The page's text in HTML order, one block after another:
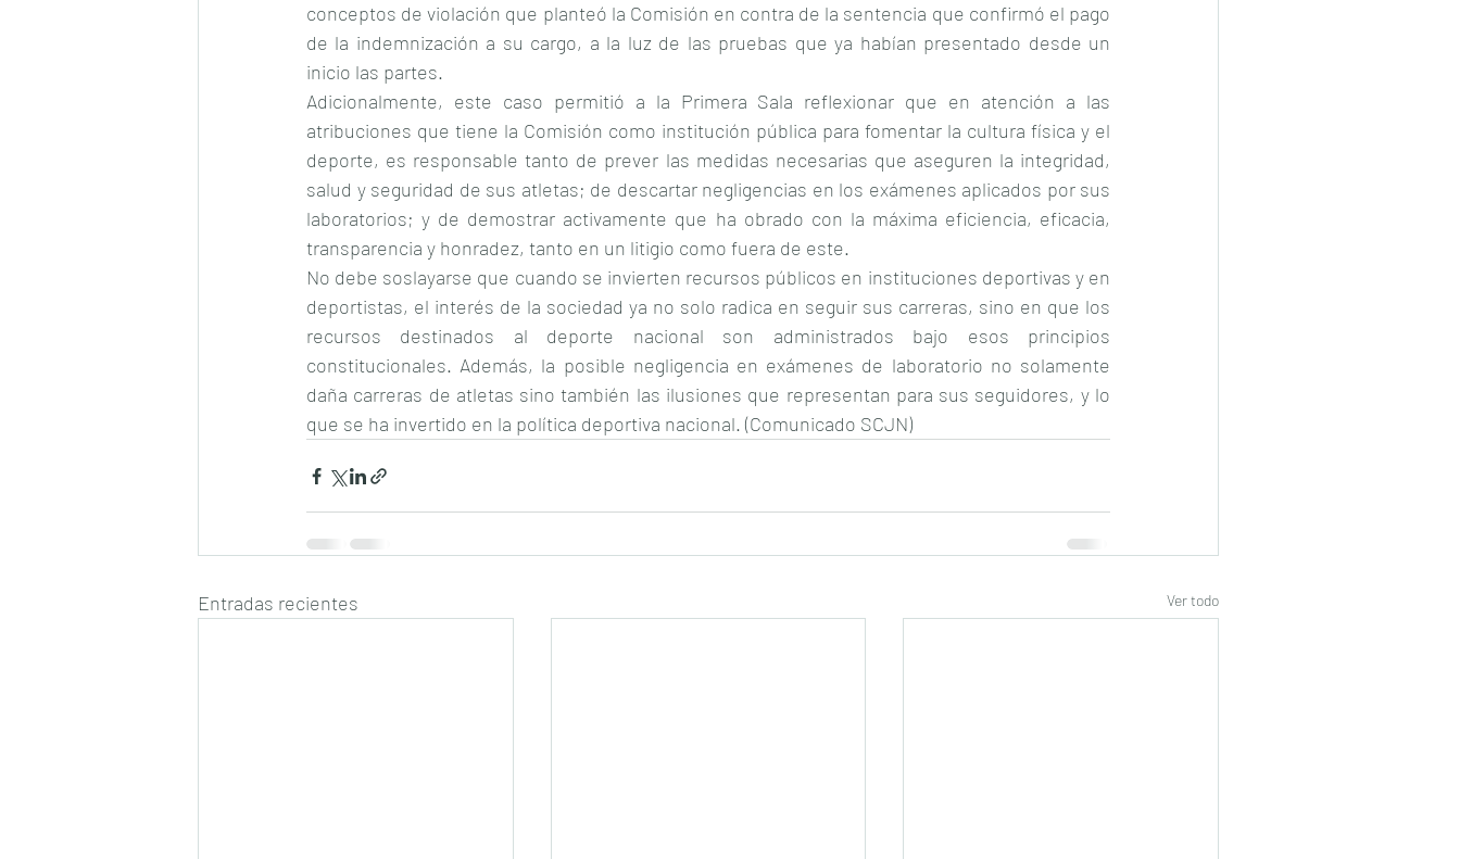
conceptos de violación que planteó la Comisión en contra de la sentencia que confirmó el pago
de la indemnización a su cargo, a la luz de las pruebas que ya habían presentado desde un
inicio las partes.
Adicionalmente, este caso permitió a la Primera Sala reflexionar que en atención a las
atribuciones que tiene la Comisión como institución pública para fomentar la cultura física y el
deporte, es responsable tanto de prever las medidas necesarias que aseguren la integridad,
salud y seguridad de sus atletas; de descartar negligencias en los exámenes aplicados por sus
laboratorios; y de demostrar activamente que ha obrado con la máxima eficiencia, eficacia,
transparencia y honradez, tanto en un litigio como fuera de este.
No debe soslayarse que cuando se invierten recursos públicos en instituciones deportivas y en
deportistas, el interés de la sociedad ya no solo radica en seguir sus carreras, sino en que los
recursos destinados al deporte nacional son administrados bajo esos principios
constitucionales. Además, la posible negligencia en exámenes de laboratorio no solamente
daña carreras de atletas sino también las ilusiones que representan para sus seguidores, y lo
que se ha invertido en la política deportiva nacional. (Comunicado SCJN)
Entradas recientes Ver todo